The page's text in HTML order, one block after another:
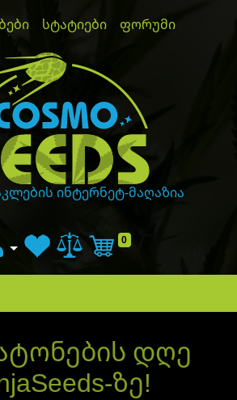
სტატიები
ფორუმი
ინტერნეტ-მაღაზია
Cart
0
დღე
ზე!